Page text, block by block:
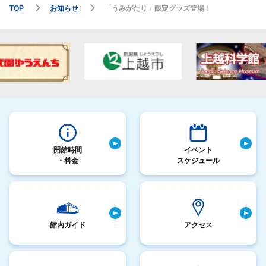
TOP お知らせ 「うみがたり」限定グッズ登場！
開館時間
・料金
イベント
スケジュール
館内ガイド アクセス